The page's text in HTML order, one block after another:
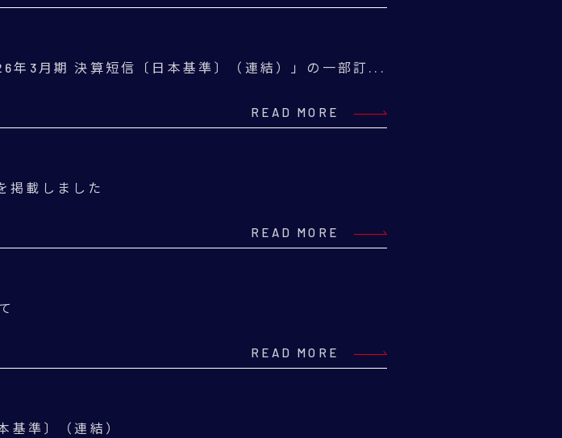
年3月期 決算短信〔日本基準〕（連結）」の一部訂...
READ MORE
掲載しました
READ MORE
READ MORE
基準〕（連結）